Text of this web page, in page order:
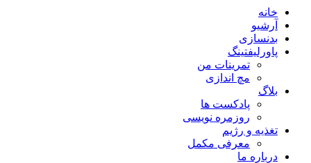
خانه
آرشیو
بدنسازی
پاورلیفتینگ
تمرینات من
مچ اندازی
بلاگ
پادکست ها
روزمره نویسی
تغذیه و رژیم
معرفی مکمل
درباره ما